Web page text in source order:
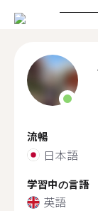
流暢
日本語
学習中の言語
英語